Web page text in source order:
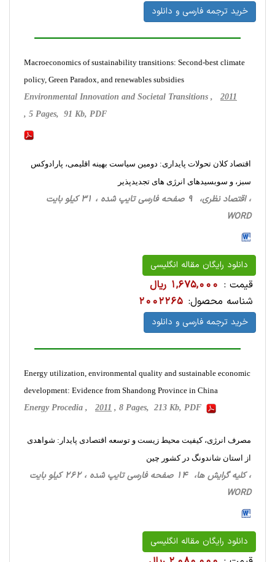
خرید ترجمه فارسی و دانلود
Macroeconomics of sustainability transitions: Second-best climate
policy, Green Paradox, and renewables subsidies
Environmental Innovation and Societal Transitions , 2011
, 5 Pages, 91 Kb, PDF
اقتصاد کلان تحولات پایداری: دومین سیاست بهینه اقلیمی، پارادوکس
سبز، و سوبسیدهای انرژی های تجدیدپذیر
، اقتصاد نظری، 9 صفحه فارسی تایپ شده ، 31 کیلو بایت
WORD
دانلود رایگان مقاله انگلیسی
قیمت : 1,675,000 ریال
شناسه محصول: 2002265
خرید ترجمه فارسی و دانلود
Energy utilization, environmental quality and sustainable economic
development: Evidence from Shandong Province in China
Energy Procedia , 2011 , 8 Pages, 213 Kb, PDF
مصرف انرژی، کیفیت محیط زیست و توسعه اقتصادی پایدار: شواهدی
از استان شاندونگ در کشور چین
، کلیه گرایش ها، 14 صفحه فارسی تایپ شده ، 262 کیلو بایت
WORD
دانلود رایگان مقاله انگلیسی